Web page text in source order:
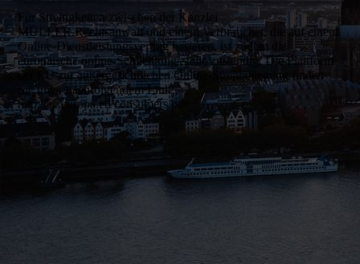
Für Streitigkeiten zwischen der Kanzlei
MÜLLER.Rechtsanwalt und einem Verbraucher, die auf einem
Online-Dienstleistungsvertrag basieren, ist zudem die
europäische online-Schlichtungsstelle zuständig: Die Plattform
der EU zur außergerichtlichen Online-Streitbeilegung finden
Sie unter nachfolgendem Link:
http://ec.europa.eu/consumers/odr